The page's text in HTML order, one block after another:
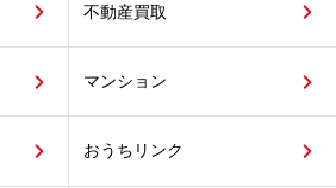
不動産買取
マンション
おうちリンク